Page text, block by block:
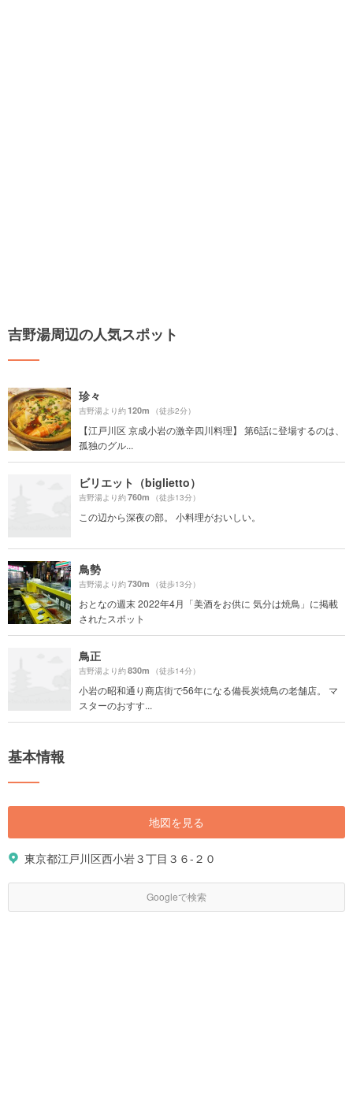
吉野湯周辺の人気スポット
珍々
吉野湯より約120m （徒歩2分）
【江戸川区 京成小岩の激辛四川料理】 第6話に登場するのは、
孤独のグル...
ビリエット（biglietto）
吉野湯より約760m （徒歩13分）
この辺から深夜の部。 小料理がおいしい。
鳥勢
吉野湯より約730m （徒歩13分）
おとなの週末 2022年4月「美酒をお供に 気分は焼鳥」に掲載
されたスポット
鳥正
吉野湯より約830m （徒歩14分）
小岩の昭和通り商店街で56年になる備長炭焼鳥の老舗店。 マ
スターのおすす...
基本情報
地図を見る
東京都江戸川区西小岩３丁目３６-２０
Googleで検索